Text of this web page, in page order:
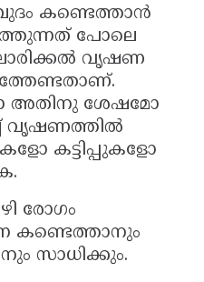
കണ്ടെത്താൻ
പോലെ
വൃഷണ
അതിനു ശേഷമോ
വൃഷണത്തിൽ
കട്ടിപ്പുകളോ
രോഗം
കണ്ടെത്താനും
സാധിക്കും.